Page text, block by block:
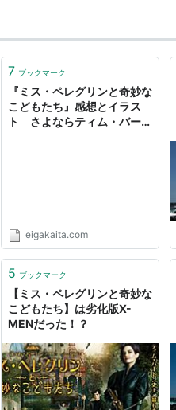
7 ブックマーク
『ミス・ペレグリンと奇妙な
こどもたち』感想とイラス
ト さよならティム・バート
eigakaita.com
5 ブックマーク
【ミス・ペレグリンと奇妙な
こどもたち】は劣化版X-
MENだった！？